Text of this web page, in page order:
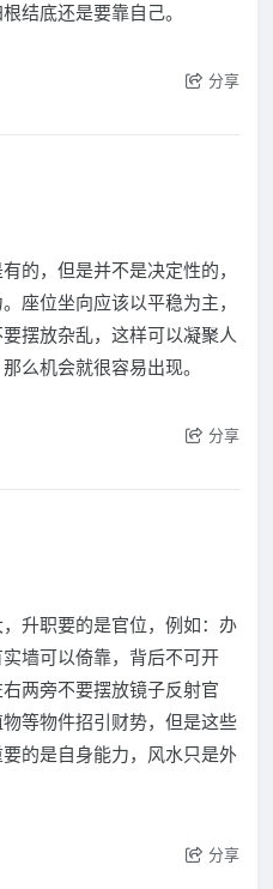
结底还是要靠自己。
分享
的，但是并不是决定性的，
座位坐向应该以平稳为主，
摆放杂乱，这样可以凝聚人
么机会就很容易出现。
分享
升职要的是官位，例如：办
墙可以倚靠，背后不可开
两旁不要摆放镜子反射官
等物件招引财势，但是这些
的是自身能力，风水只是外
分享